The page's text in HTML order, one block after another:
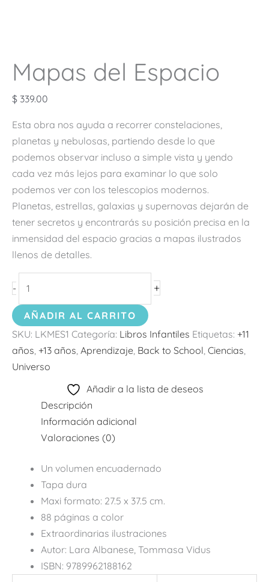
Mapas del Espacio
$ 339.00
Esta obra nos ayuda a recorrer constelaciones,
planetas y nebulosas, partiendo desde lo que
podemos observar incluso a simple vista y yendo
cada vez más lejos para examinar lo que solo
podemos ver con los telescopios modernos.
Planetas, estrellas, galaxias y supernovas dejarán de
tener secretos y encontrarás su posición precisa en la
inmensidad del espacio gracias a mapas ilustrados
llenos de detalles.
- +
AÑADIR AL CARRITO
SKU: LKMES1 Categoría: Libros Infantiles Etiquetas: +11
años +13 años Aprendizaje Back to School Ciencias
Universo
Añadir a la lista de deseos
Descripción
Información adicional
Valoraciones (0)
Un volumen encuadernado
Tapa dura
Maxi formato: 27.5 x 37.5 cm.
88 páginas a color
Extraordinarias ilustraciones
Autor: Lara Albanese, Tommasa Vidus
ISBN: 9789962188162